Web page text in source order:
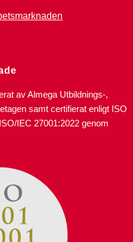
av Almega Utbildnings-,
samt certifierat enligt ISO
IEC 27001:2022 genom